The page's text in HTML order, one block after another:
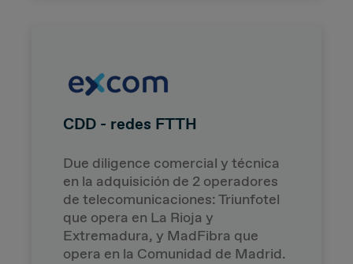
CDD - redes FTTH
Due diligence comercial y técnica
en la adquisición de 2 operadores
de telecomunicaciones: Triunfotel
que opera en La Rioja y
Extremadura, y MadFibra que
opera en la Comunidad de Madrid.